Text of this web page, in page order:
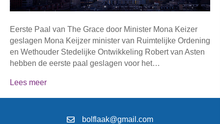
Eerste Paal van The Grace door Minister Mona Keizer
geslagen Mona Keijzer minister van Ruimtelijke Ordening
en Wethouder Stedelijke Ontwikkeling Robert van Asten
hebben de eerste paal geslagen voor het…
Lees meer
bolflaak@gmail.com